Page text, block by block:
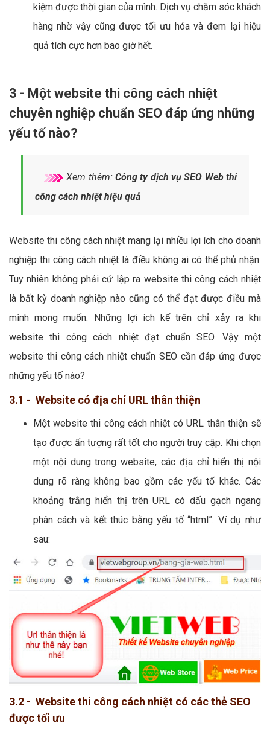
kiệm được thời gian của mình. Dịch vụ chăm sóc khách
hàng nhờ vậy cũng được tối ưu hóa và đem lại hiệu
quả tích cực hơn bao giờ hết.
3 - Một website thi công cách nhiệt
chuyên nghiệp chuẩn SEO đáp ứng những
yếu tố nào?
Xem thêm: Công ty dịch vụ SEO Web thi
công cách nhiệt hiệu quả
Website thi công cách nhiệt mang lại nhiều lợi ích cho doanh
nghiệp thi công cách nhiệt là điều không ai có thể phủ nhận.
Tuy nhiên không phải cứ lập ra website thi công cách nhiệt
là bất kỳ doanh nghiệp nào cũng có thể đạt được điều mà
mình mong muốn. Những lợi ích kể trên chỉ xảy ra khi
website thi công cách nhiệt đạt chuẩn SEO. Vậy một
website thi công cách nhiệt chuẩn SEO cần đáp ứng được
những yếu tố nào?
3.1 - Website có địa chỉ URL thân thiện
Một website thi công cách nhiệt có URL thân thiện sẽ
tạo được ấn tượng rất tốt cho người truy cập. Khi chọn
một nội dung trong website, các địa chỉ hiển thị nội
dung rõ ràng không bao gồm các yếu tố khác. Các
khoảng trắng hiển thị trên URL có dấu gạch ngang
phân cách và kết thúc bằng yếu tố “html”. Ví dụ như
sau:
3.2 - Website thi công cách nhiệt có các thẻ SEO
được tối ưu